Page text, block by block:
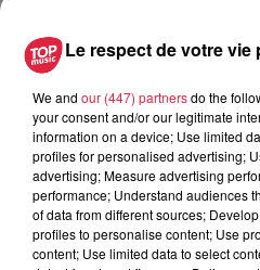
A lire également :
Scherwiller : 12 chefs réunis
Réouverture de pistes de ski
Publié : 11 janvier 2024 à 9h48
10h53 Maud Karst
Le respect de votre
We and our (447) partnersdo the
your consent and/or our legitimate
information on a device; Use limited
profiles for personalised advertising;
advertising; Measure advertising
performance; Understand audiences
of data from different sources;
profiles to personalise content; Use
content; Use limited data to select